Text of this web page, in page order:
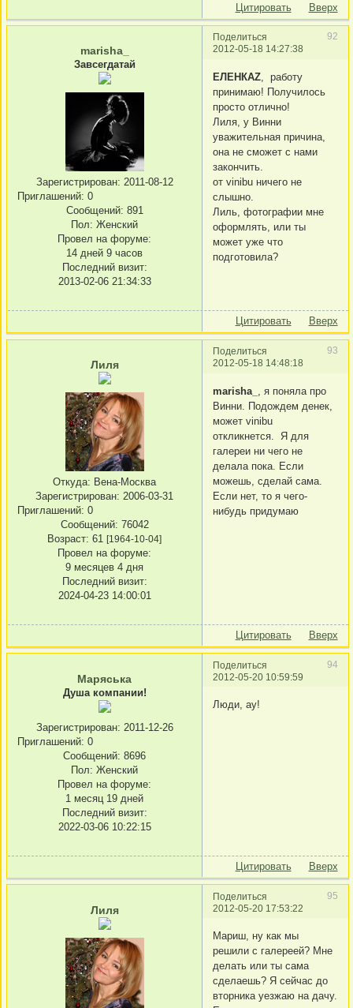
Цитировать Вверх
Поделиться
92
2012-05-18 14:27:38
marisha_
Завсегдатай
Зарегистрирован: 2011-08-12
Приглашений: 0
Сообщений: 891
Пол: Женский
Провел на форуме:
14 дней 9 часов
Последний визит:
2013-02-06 21:34:33
ЕЛЕНКАZ , работу
принимаю! Получилось
просто отлично!
Лиля, у Винни
уважительная причина,
она не сможет с нами
закончить.
от vinibu ничего не
слышно.
Лиль, фотографии мне
оформлять, или ты
может уже что
подготовила?
Цитировать Вверх
Поделиться
93
2012-05-18 14:48:18
Лиля
Откуда: Вена-Москва
Зарегистрирован: 2006-03-31
Приглашений: 0
Сообщений: 76042
Возраст: 61 [1964-10-04]
Провел на форуме:
9 месяцев 4 дня
Последний визит:
2024-04-23 14:00:01
marisha_
, я поняла про
Винни. Подождем денек,
может vinibu
откликнется. Я для
галереи ни чего не
делала пока. Если
можешь, сделай сама.
Если нет, то я чего-
нибудь придумаю
Цитировать Вверх
Поделиться
94
2012-05-20 10:59:59
Маряська
Душа компании!
Зарегистрирован: 2011-12-26
Приглашений: 0
Сообщений: 8696
Пол: Женский
Провел на форуме:
1 месяц 19 дней
Последний визит:
2022-03-06 10:22:15
Люди, ау!
Цитировать Вверх
Поделиться
95
2012-05-20 17:53:22
Лиля
Мариш, ну как мы
решили с галереей? Мне
делать или ты сама
сделаешь? Я сейчас до
вторника уезжаю на дачу.